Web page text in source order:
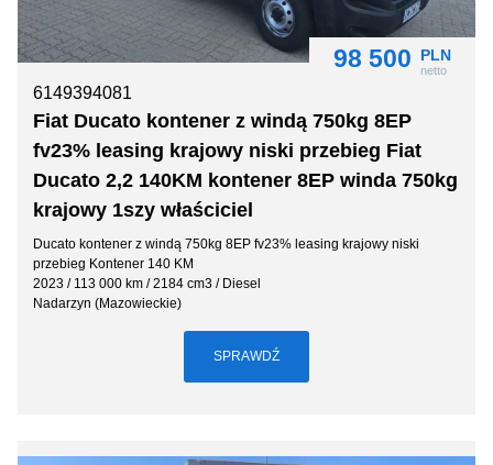
98 500 PLN
netto
6149394081
Fiat Ducato kontener z windą 750kg 8EP
fv23% leasing krajowy niski przebieg Fiat
Ducato 2,2 140KM kontener 8EP winda 750kg
krajowy 1szy właściciel
Ducato kontener z windą 750kg 8EP fv23% leasing krajowy niski
przebieg Kontener 140 KM
2023 / 113 000 km / 2184 cm3 / Diesel
Nadarzyn (Mazowieckie)
SPRAWDŹ